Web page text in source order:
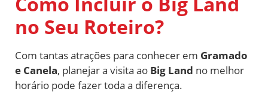
no Seu Roteiro?
Com tantas atrações para conhecer em Gramado
e Canela, planejar a visita ao Big Land no melhor
horário pode fazer toda a diferença.